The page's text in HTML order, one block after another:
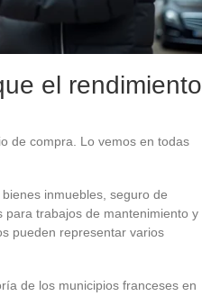
el rendimiento
de compra. Lo vemos en todas
inmuebles, seguro de
para trabajos de mantenimiento y
pueden representar varios
de los municipios franceses en